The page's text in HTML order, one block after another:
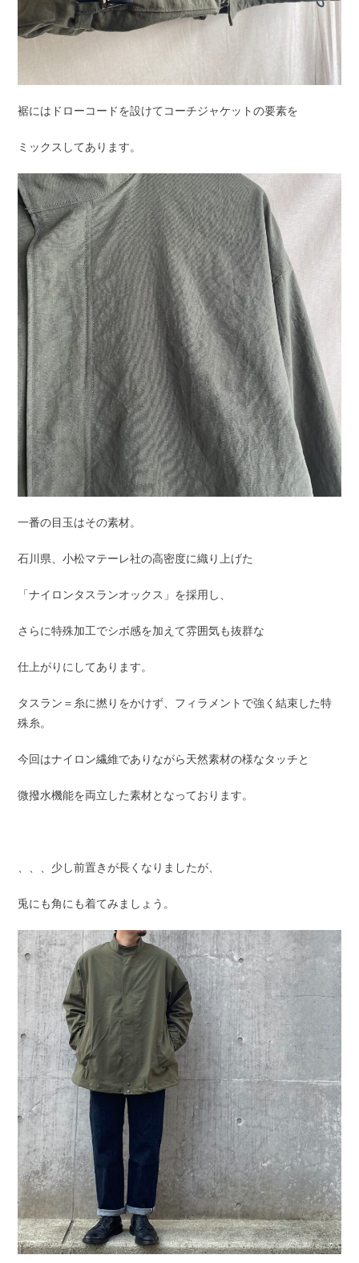
裾にはドローコードを設けてコーチジャケットの要素を
ミックスしてあります。
一番の目玉はその素材。
石川県、小松マテーレ社の高密度に織り上げた
「ナイロンタスランオックス」を採用し、
さらに特殊加工でシボ感を加えて雰囲気も抜群な
仕上がりにしてあります。
タスラン＝糸に撚りをかけず、フィラメントで強く結束した特
殊糸。
今回はナイロン繊維でありながら天然素材の様なタッチと
微撥水機能を両立した素材となっております。
、、、少し前置きが長くなりましたが、
兎にも角にも着てみましょう。